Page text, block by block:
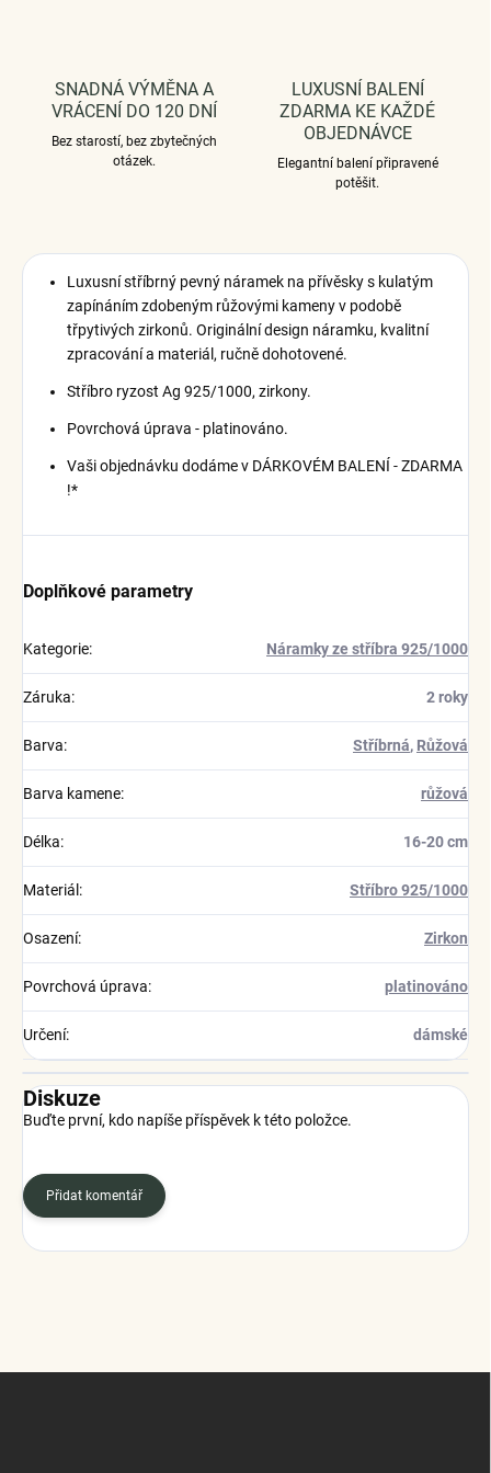
SNADNÁ VÝMĚNA A
VRÁCENÍ DO 120 DNÍ
Bez starostí, bez zbytečných
otázek.
LUXUSNÍ BALENÍ
ZDARMA KE KAŽDÉ
OBJEDNÁVCE
Elegantní balení připravené
potěšit.
Luxusní stříbrný pevný náramek na přívěsky s kulatým
zapínáním zdobeným růžovými kameny v podobě
třpytivých zirkonů. Originální design náramku, kvalitní
zpracování a materiál, ručně dohotovené.
Stříbro ryzost Ag 925/1000, zirkony.
Povrchová úprava - platinováno.
Vaši objednávku dodáme v DÁRKOVÉM BALENÍ - ZDARMA
!*
Doplňkové parametry
Kategorie: Náramky ze stříbra 925/1000
Záruka: 2 roky
Barva: Stříbrná, Růžová
Barva kamene: růžová
Délka: 16-20 cm
Materiál : Stříbro 925/1000
Osazení: Zirkon
Povrchová úprava: platinováno
Určení: dámské
Diskuze
Buďte první, kdo napíše příspěvek k této položce.
Přidat komentář